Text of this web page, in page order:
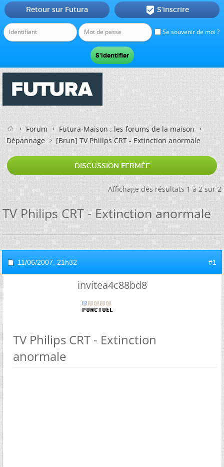
Se souvenir de moi ?
Retour sur Futura  S'inscrire
Forum
Futura-Maison : les forums de la maison
Dépannage
[Brun]TV Philips CRT - Extinction anormale
DISCUSSION FERMÉE
Affichage des résultats 1 à 2 sur 2
TV Philips CRT - Extinction anormale
11/06/2007, 21h32 #1
invitea4c88bd8
TV Philips CRT - Extinction
anormale